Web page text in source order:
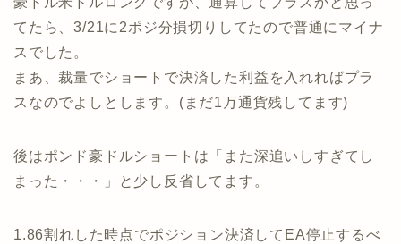
てたら、3/21に2ポジ分損切りしてたので普通にマイナ
スでした。
まあ、裁量でショートで決済した利益を入れればプラ
スなのでよしとします。(まだ1万通貨残してます)
後はポンド豪ドルショートは「また深追いしすぎてし
まった・・・」と少し反省してます。
1.86割れした時点でポジション決済してEA停止するべ